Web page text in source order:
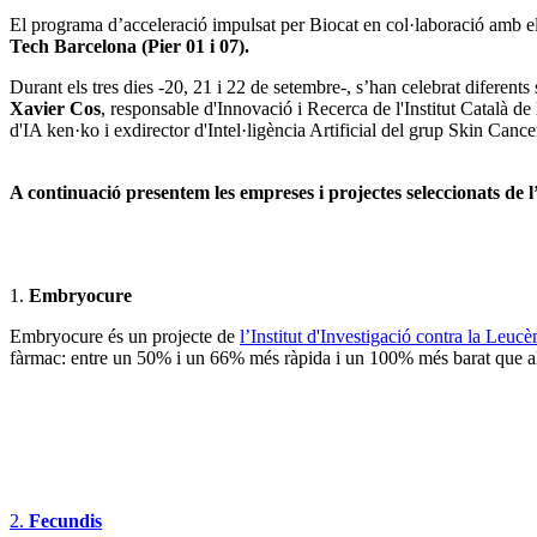
El programa d’acceleració impulsat per Biocat en col·laboració
Tech Barcelona (Pier 01 i 07).
Durant els tres dies -20, 21 i 22 de setembre-, s’han celebrat
Xavier Cos, responsable d'Innovació i Recerca de l'Institut Català
d'IA ken·ko i exdirector d'Intel·ligència Artificial del grup Skin
A continuació presentem les empreses i projectes seleccionats de
1. Embryocure
Embryocure és un projecte de l’Institut d'Investigació contra la
fàrmac: entre un 50% i un 66% més ràpida i un 100% més barat que
2. Fecundis